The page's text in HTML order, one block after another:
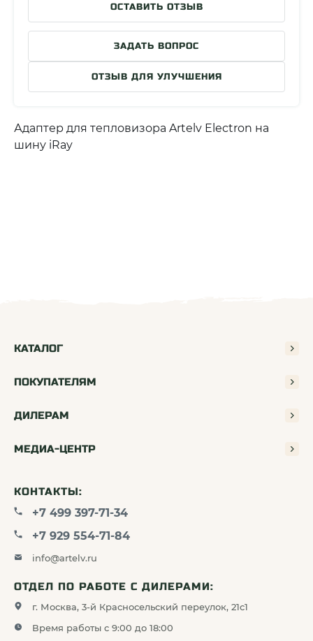
ОСТАВИТЬ ОТЗЫВ
ЗАДАТЬ ВОПРОС
ОТЗЫВ ДЛЯ УЛУЧШЕНИЯ
Адаптер для тепловизора Artelv Electron на
шину iRay
КАТАЛОГ
ПОКУПАТЕЛЯМ
ДИЛЕРАМ
МЕДИА-ЦЕНТР
КОНТАКТЫ:
+7 499 397-71-34
+7 929 554-71-84
info@artelv.ru
ОТДЕЛ ПО РАБОТЕ С ДИЛЕРАМИ:
г. Москва, 3-й Красносельский переулок, 21с1
Время работы с 9:00 до 18:00